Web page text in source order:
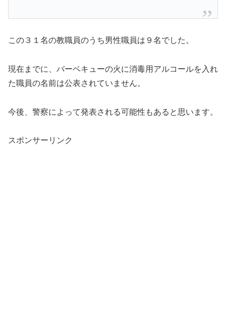
この３１名の教職員のうち男性職員は９名でした。
現在までに、バーベキューの火に消毒用アルコールを入れ
た職員の名前は公表されていません。
今後、警察によって発表される可能性もあると思います。
スポンサーリンク